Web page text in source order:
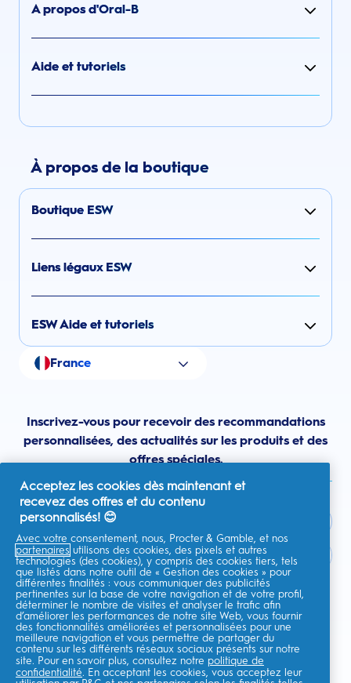
A propos d'Oral-B
Aide et tutoriels
À propos de la boutique
Boutique ESW
Liens légaux ESW
ESW Aide et tutoriels
France
Inscrivez-vous pour recevoir des recommandations
personnalisées, des actualités sur les produits et des
offres spéciales.
France
Je consens à recevoir des communications personnalisées
concernant des offres, des actualités et d'autres initiatives
promotionnelles de la part d'Oral-B et d'autresmarques de P&G
mail et sur les canaux en ligne. Je peux medésinscrireà tout moment.
Procter & Gamble, le responsable du traitement des données, traitera
Acceptez les cookies dès maintenant et
recevez des offres et du contenu
personnalisés! 😊
Avec votre consentement, nous, Procter & Gamble, et nos
partenaires utilisons des cookies, des pixels et autres
technologies (des cookies), y compris des cookies tiers, tels
que listés dans notre outil de « Gestion des cookies » pour
différentes finalités : vous communiquer des publicités
pertinentes sur la base de votre navigation et de votre profil,
déterminer le nombre de visites et analyser le trafic afin
d’améliorer les performances de notre site Web, vous fournir
des fonctionnalités améliorées et personnalisées pour une
meilleure navigation et vous permettre de partager du
contenu sur les différents réseaux sociaux présents sur notre
site. Pour en savoir plus, consultez notre politique de
confidentialité. En acceptant les cookies, vous acceptez leur